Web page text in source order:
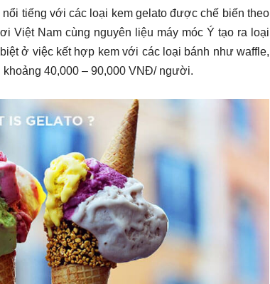
nổi tiếng với các loại kem gelato được chế biến theo
Việt Nam cùng nguyên liệu máy móc Ý tạo ra loại
ở việc kết hợp kem với các loại bánh như waffle,
khoảng 40,000 – 90,000 VNĐ/ người.